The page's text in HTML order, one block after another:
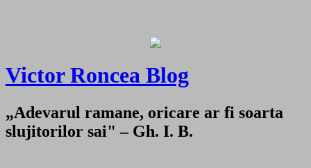
Victor Roncea Blog
„Adevarul ramane, oricare ar fi soarta
slujitorilor sai" – Gh. I. B.